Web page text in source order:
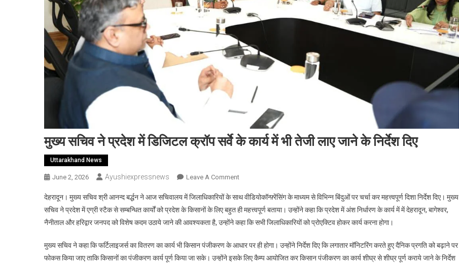
मुख्य सचिव ने प्रदेश में डिजिटल क्रॉप सर्वे के कार्य में भी तेजी लाए जाने के निर्देश दिए
Uttarakhand News
June 2, 2026 Ayushiexpressnews Leave A CommentOn
सचिव
ने
प्रदेश
डिजिटल
क्रॉप
देहरादून। मुख्य सचिव श्री आनन्द बर्द्धन ने आज सचिवालय में जिलाधिकारियों के साथ वीडियोकॉन्फ़्रेंसिंग के माध्यम से विभिन्न बिंदुओं पर चर्चा कर महत्त्वपूर्ण दिशा निर्देश दिए। मुख्य
सचिव ने प्रदेश में एग्री स्टैक से सम्बन्धित कार्यों को प्रदेश के किसानों के लिए बहुत ही महत्त्वपूर्ण बताया। उन्होंने कहा कि प्रदेश में अंश निर्धारण के कार्य में में देहरादून, बागेश्वर,
नैनीताल और हरिद्वार जनपद को विशेष कदम उठाये जाने की आवश्यकता है, उन्होंने कहा कि सभी जिलाधिकारियों को प्रोएक्टिव होकर कार्य करना होगा।
मुख्य सचिव ने कहा कि फर्टिलाइजर्स का वितरण का कार्य भी किसान पंजीकरण के आधार पर ही होगा। उन्होंने निर्देश दिए कि लगातार मॉनिटरिंग करते हुए दैनिक प्रगति को बढ़ाने पर
फोकस किया जाए ताकि किसानों का पंजीकरण कार्य पूर्ण किया जा सके। उन्होंने इसके लिए कैम्प आयोजित कर किसान पंजीकरण का कार्य शीघ्र से शीघ्र पूर्ण कराये जाने के निर्देश